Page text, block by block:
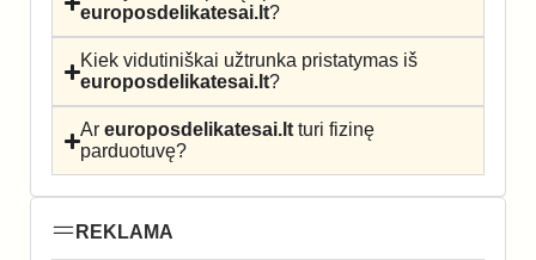
europosdelikatesai.lt?
Kiek vidutiniškai užtrunka pristatymas iš
europosdelikatesai.lt?
Areuroposdelikatesai.lt turi fizinę
parduotuvę?
REKLAMA